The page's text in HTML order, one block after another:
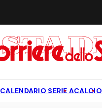
CALENDARIO SERIE ACALCIO